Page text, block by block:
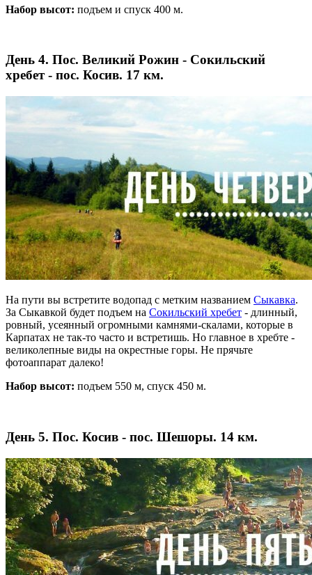
Набор высот: подъем и спуск 400 м.
День 4. Пос. Великий Рожин - Сокильский
хребет - пос. Косив. 17 км.
На пути вы встретите водопад с метким названием Сыкавка.
За Сыкавкой будет подъем на Сокильский хребет - длинный,
ровный, усеянный огромными камнями-скалами, которые в
Карпатах не так-то часто и встретишь. Но главное в хребте -
великолепные виды на окрестные горы. Не прячьте
фотоаппарат далеко!
Набор высот: подъем 550 м, спуск 450 м.
День 5. Пос. Косив - пос. Шешоры. 14 км.